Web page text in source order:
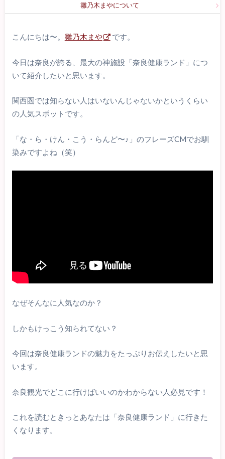
雛乃木まやについて
こんにちは〜。 雛乃木まや です。
今日は奈良が誇る、最大の神施設「奈良健康ランド」につ
いて紹介したいと思います。
関西圏では知らない人はいないんじゃないかというくらい
の人気スポットです。
「な・ら・けん・こう・らんど〜♪」のフレーズCMでお馴
染みですよね（笑）
なぜそんなに人気なのか？
しかもけっこう知られてない？
今回は奈良健康ランドの魅力をたっぷりお伝えしたいと思
います。
奈良観光でどこに行けばいいのかわからない人必見です！
これを読むときっとあなたは「奈良健康ランド」に行きた
くなります。